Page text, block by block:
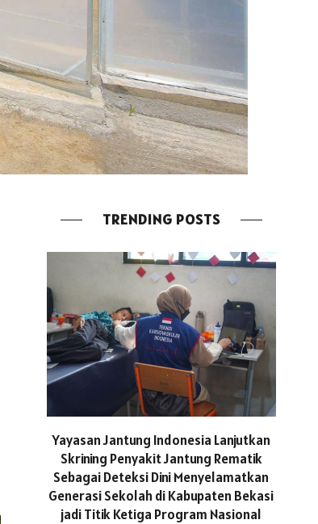
TRENDING POSTS
Yayasan Jantung Indonesia Lanjutkan
Skrining Penyakit Jantung Rematik
Sebagai Deteksi Dini Menyelamatkan
Generasi Sekolah di Kabupaten Bekasi
jadi Titik Ketiga Program Nasional